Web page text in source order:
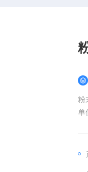
粉
单